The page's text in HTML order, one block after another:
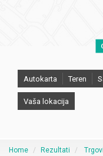
Autokarta Teren
Vaša lokacija
Home Rezultati